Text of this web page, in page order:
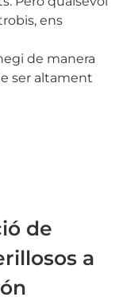
ens
de manera
ser altament
de
a